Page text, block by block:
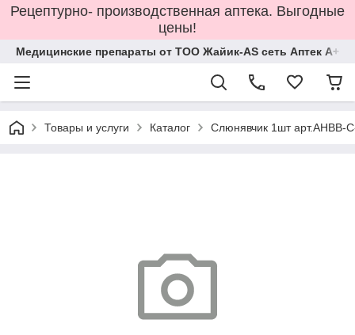
Рецептурно- производственная аптека. Выгодные
цены!
Медицинские препараты от ТОО Жайик-AS сеть Аптек А+
Товары и услуги Каталог Слюнявчик 1шт арт.AHBB-